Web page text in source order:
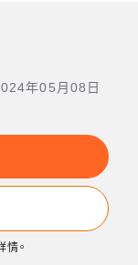
年05月08日
。